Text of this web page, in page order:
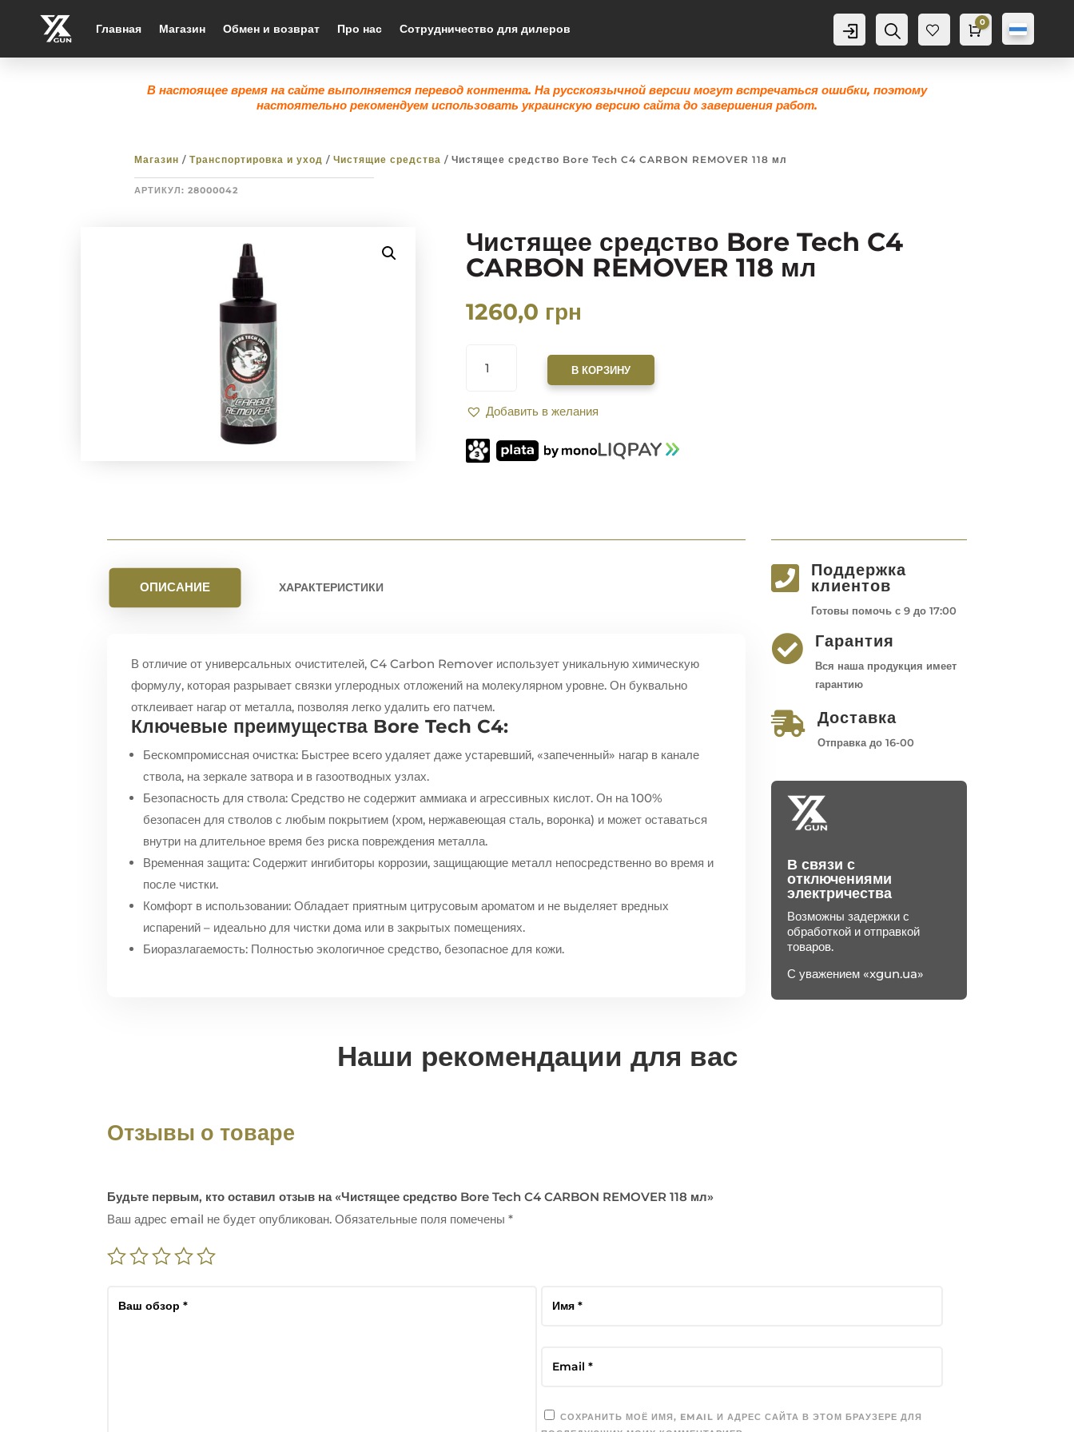
Главная Магазин Обмен и возврат Про нас Сотрудничество для дилеров Аккаунт
Поиск
Же
0
Корзина
0
0,0грн
В настоящее время на сайте выполняется перевод контента. На русскоязычной версии могут встречаться ошибки, поэтому
настоятельно рекомендуем использовать украинскую версию сайта до завершения работ.
Магазин / Транспортировка и уход / Чистящие средства / Чистящее средство Bore Tech C4 CARBON REMOVER 118 мл
АРТИКУЛ: 28000042
Чистящее средство Bore Tech C4
CARBON REMOVER 118 мл
1260,0 грн
ТОВАРА
BORE
C4
CARBON
В КОРЗИНУ
Добавить в желания
ОПИСАНИЕ ХАРАКТЕРИСТИКИ
В отличие от универсальных очистителей, C4 Carbon Remover использует уникальную химическую
формулу, которая разрывает связки углеродных отложений на молекулярном уровне. Он буквально
отклеивает нагар от металла, позволяя легко удалить его патчем.
Ключевые преимущества Bore Tech C4:
Бескомпромиссная очистка: Быстрее всего удаляет даже устаревший, «запеченный» нагар в канале
ствола, на зеркале затвора и в газоотводных узлах.
Безопасность для ствола: Средство не содержит аммиака и агрессивных кислот. Он на 100%
безопасен для стволов с любым покрытием (хром, нержавеющая сталь, воронка) и может оставаться
внутри на длительное время без риска повреждения металла.
Временная защита: Содержит ингибиторы коррозии, защищающие металл непосредственно во время и
после чистки.
Комфорт в использовании: Обладает приятным цитрусовым ароматом и не выделяет вредных
испарений – идеально для чистки дома или в закрытых помещениях.
Биоразлагаемость: Полностью экологичное средство, безопасное для кожи.

Поддержка
клиентов
Готовы помочь с 9 до 17:00
 Гарантия
Вся наша продукция имеет
гарантию
 Доставка
Отправка до 16-00
В связи с
отключениями
электричества
Возможны задержки с
обработкой и отправкой
товаров.
С уважением «xgun.ua»
Наши рекомендации для вас
Отзывы о товаре
Будьте первым, кто оставил отзыв на «Чистящее средство Bore Tech C4 CARBON REMOVER 118 мл»
Ваш адрес email не будет опубликован. Обязательные поля помечены*
СОХРАНИТЬ МОЁ ИМЯ, EMAIL И АДРЕС САЙТА В ЭТОМ БРАУЗЕРЕ ДЛЯ